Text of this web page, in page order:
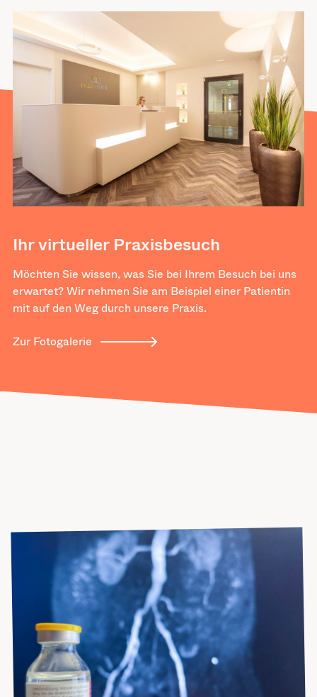
Ihr virtueller Praxisbesuch
Möchten Sie wissen, was Sie bei Ihrem Besuch bei uns
erwartet? Wir nehmen Sie am Beispiel einer Patientin
mit auf den Weg durch unsere Praxis.
Zur Fotogalerie